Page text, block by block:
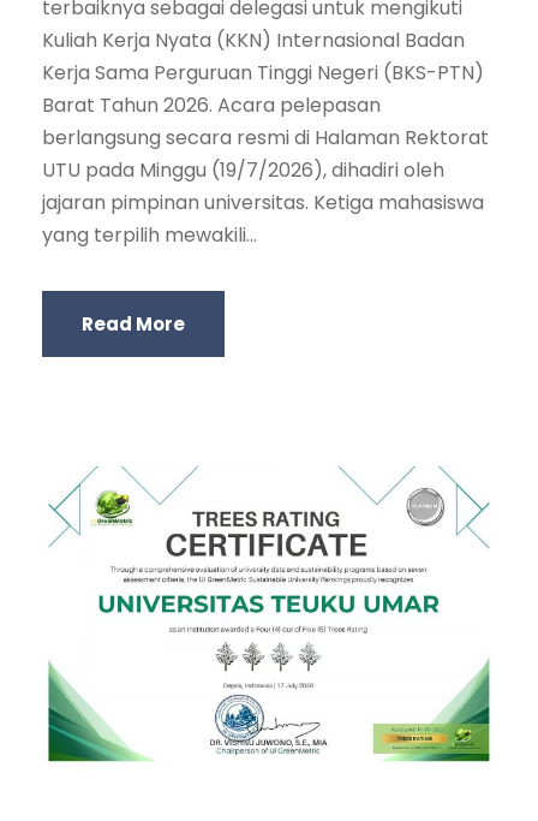
terbaiknya sebagai delegasi untuk mengikuti
Kuliah Kerja Nyata (KKN) Internasional Badan
Kerja Sama Perguruan Tinggi Negeri (BKS-PTN)
Barat Tahun 2026. Acara pelepasan
berlangsung secara resmi di Halaman Rektorat
UTU pada Minggu (19/7/2026), dihadiri oleh
jajaran pimpinan universitas. Ketiga mahasiswa
yang terpilih mewakili...
Read More